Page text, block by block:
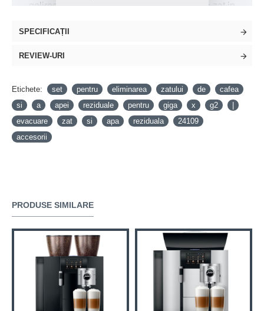
golirea tavii de picurare si a recipientului de zat in
recipientului de zat si al tavii de picurare, zatul si
picaturile de apa trec prin placa de baza si sunt
necesare pentru acest lucru la blatul / suprafata de
lucru nu sunt incluse in serviciu. Instructiunile de
perforare pentru setul recipient de zat / tava de
picurare pot fi gasite in documentatia tehnica pentru
masina dvs. automata. Partenerul autorizat JURA
SPECIFICAȚII
REVIEW-URI
Etichete: set pentru eliminarea zatului de
cafea
si
a apei reziduale pentru giga x g2
evacuare
zat si apa reziduala
24109
accesorii
PRODUSE SIMILARE